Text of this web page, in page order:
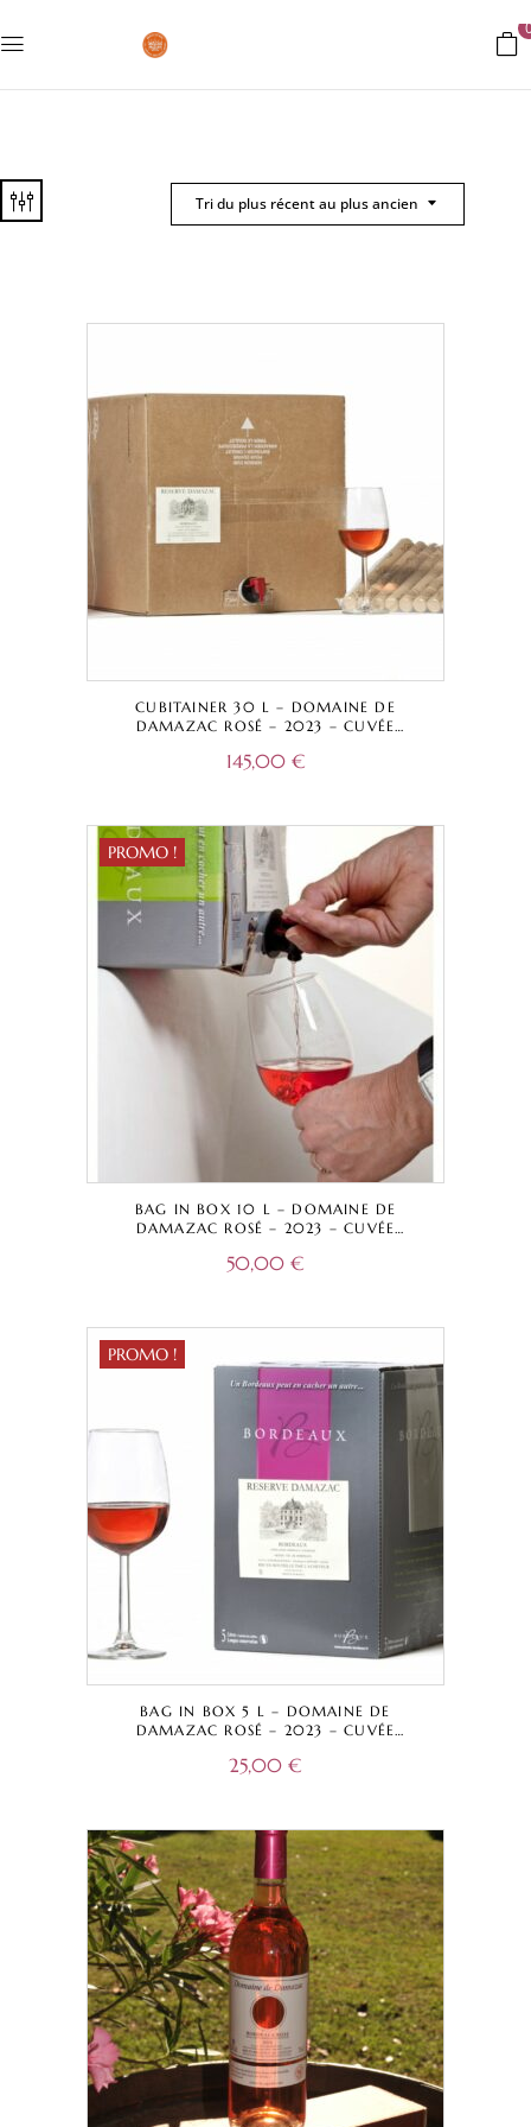
Tri du plus récent au plus ancien
CUBITAINER 30 L – DOMAINE DE
DAMAZAC ROSÉ – 2023 – CUVÉE
145,00 €
PROMO !
BAG IN BOX 10 L – DOMAINE DE
DAMAZAC ROSÉ – 2023 – CUVÉE
50,00 €
PROMO !
BAG IN BOX 5 L – DOMAINE DE
DAMAZAC ROSÉ – 2023 – CUVÉE
25,00 €